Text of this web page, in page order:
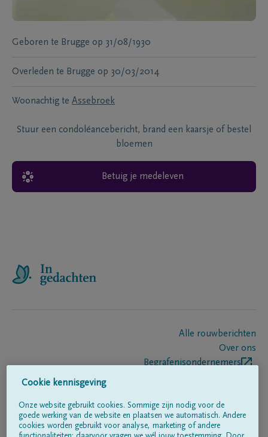
Geboren te Brugge op 31/08/1930
Overleden te Brugge op 30/03/2014
Woonachtig te Assebroek
Stuur een condoléancebericht, brand een kaarsje of bestel
bloemen
Betuig je medeleven
Alle rouwberichten
Over ons
Begrafenisondernemers
Volg ons op
Cookie kennisgeving
Onze website gebruikt cookies. Sommige zijn nodig voor de
goede werking van de website en plaatsen we automatisch. Andere
cookies worden gebruikt voor analyse, marketing of andere